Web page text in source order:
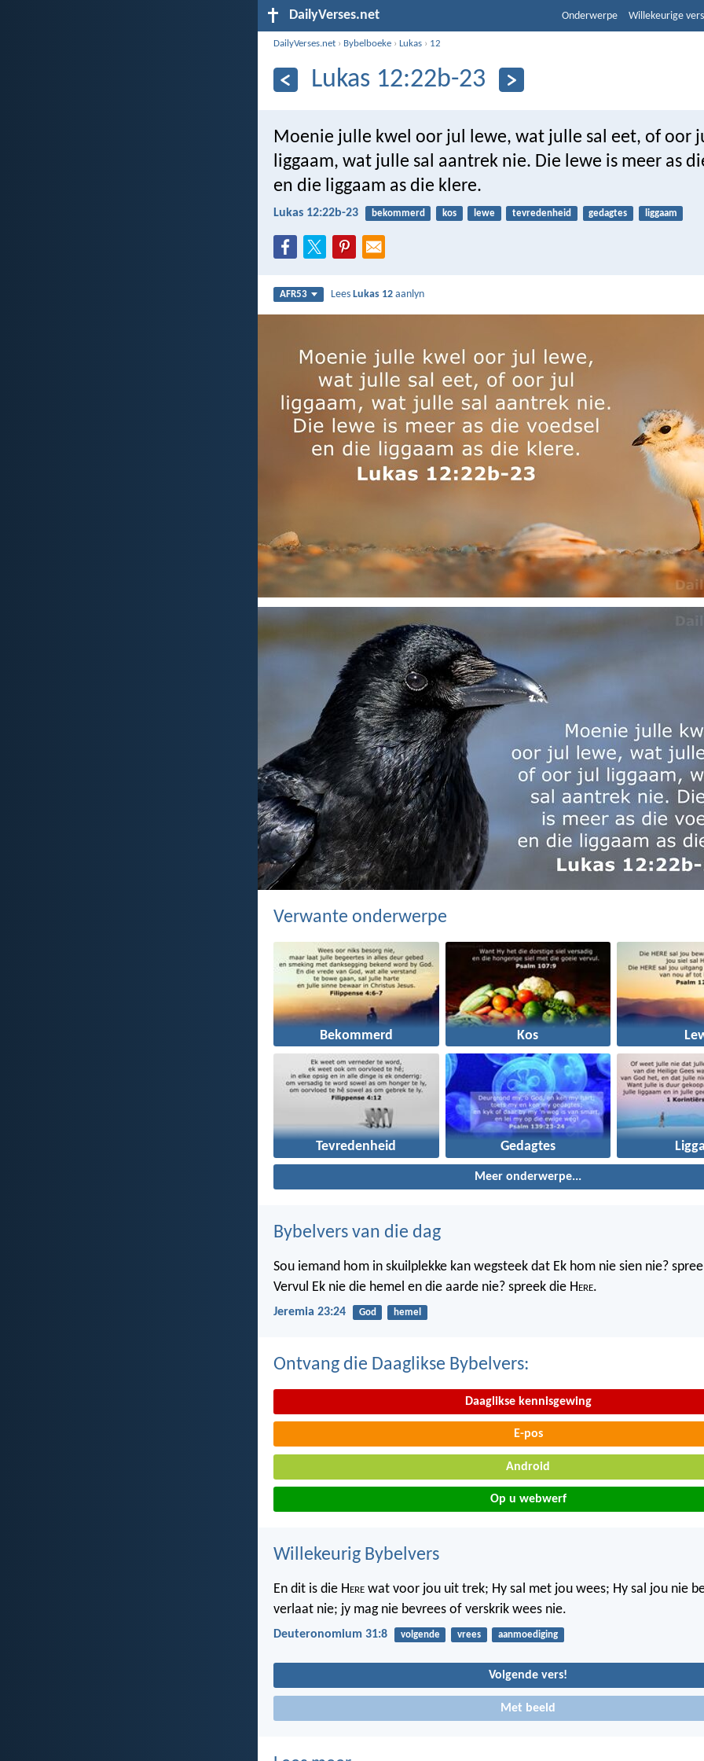
DailyVerses.net Onderwerpe Willekeurige vers
DailyVerses.net › Bybelboeke ›Lukas › 12
Lukas 12:22b-23
Moenie julle kwel oor jul lewe, wat julle sal eet, of oor
liggaam, wat julle sal aantrek nie. Die lewe is meer as
en die liggaam as die klere.
Lukas 12:22b-23 bekommerd kos lewe tevredenheid gedagtes liggaam
AFR53 LeesLukas 12 aanlyn
Verwante onderwerpe
Bekommerd Kos
Tevredenheid Gedagtes
Meer onderwerpe...
Bybelvers van die dag
Sou iemand hom in skuilplekke kan wegsteek dat Ek hom nie sien nie?
Vervul Ek nie die hemel en die aarde nie? spreek die Here.
Jeremia 23:24 God hemel
Ontvang die Daaglikse Bybelvers:
Daaglikse kennisgewing
E-pos
Android
Op u webwerf
Willekeurig Bybelvers
En dit is die Here wat voor jou uit trek; Hy sal met jou wees; Hy sal jou nie
verlaat nie; jy mag nie bevrees of verskrik wees nie.
Deuteronomium 31:8 volgende vrees aanmoediging
Volgende vers!
Met beeld